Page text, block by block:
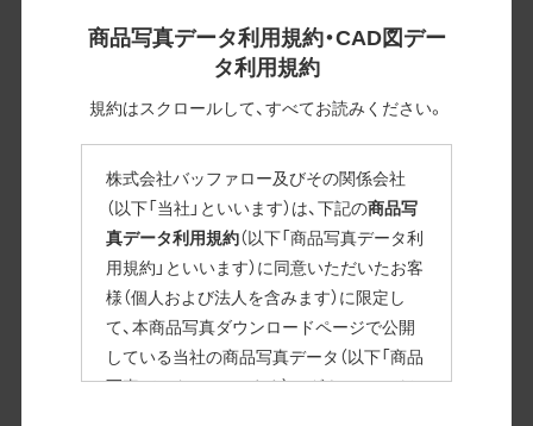
商品写真データ利用規約・CAD図デー
タ利用規約
規約はスクロールして、すべてお読みください。
株式会社バッファロー及びその関係会社
（以下「当社」といいます）は、下記の商品写
真データ利用規約（以下「商品写真データ利
用規約」といいます）に同意いただいたお客
様（個人および法人を含みます）に限定し
て、本商品写真ダウンロードページで公開
している当社の商品写真データ（以下「商品
写真データ」といいます）のダウンロードお
すと圧縮ファイルのダウンロードが始まります。
JPEG・EPSファイルにはパスが設定されています。画像編集
の際に便利です。PNG画像は原則として背景を透過したもの
を提供しています。
掲載データ「JPEG、PNG : 低解像度(RGBカラー)」 「EPS : 高
解像度(CMYKカラー)」
SSD-CK960S/N
高画質画像